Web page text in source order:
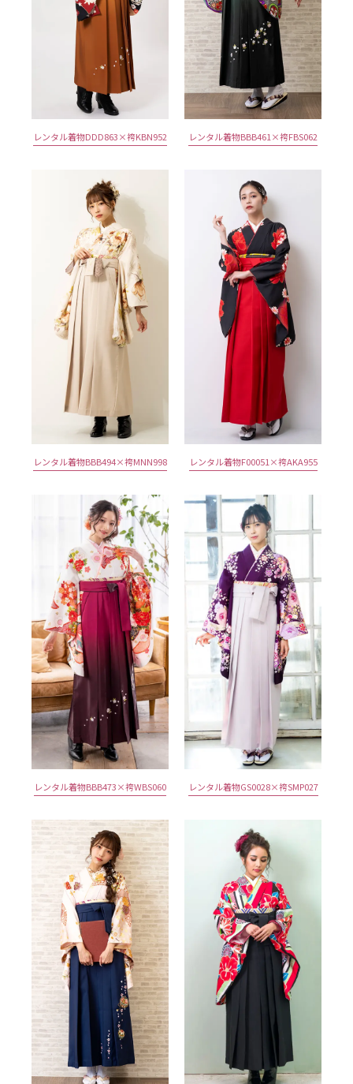
レンタル着物DDD863×袴KBN952 レンタル着物BBB461×袴FBS062
レンタル着物BBB494×袴MNN998 レンタル着物F00051×袴AKA955
レンタル着物BBB473×袴WBS060 レンタル着物GS0028×袴SMP027